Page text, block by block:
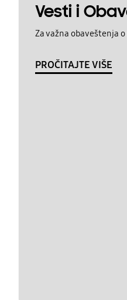
Vesti i
Za važna obaveštenja
PROČITAJTE VIŠE